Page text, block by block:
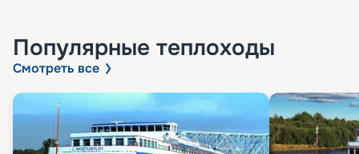
Популярные теплоходы
Смотреть все